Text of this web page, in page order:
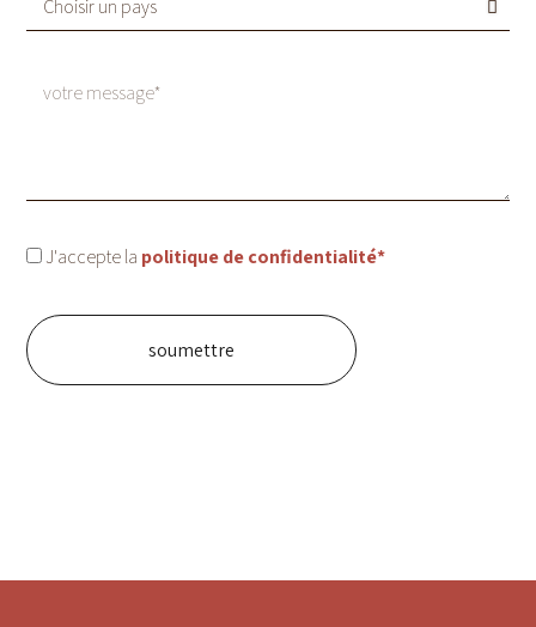
J'accepte la politique de confidentialité*
soumettre